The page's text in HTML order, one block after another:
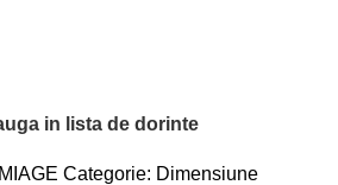
in lista de dorinte
Categorie: Dimensiune